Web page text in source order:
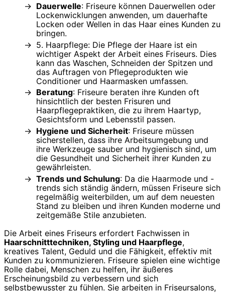
Dauerwelle: Friseure können Dauerwellen oder
Lockenwicklungen anwenden, um dauerhafte
Locken oder Wellen in das Haar eines Kunden zu
bringen.
5. Haarpflege: Die Pflege der Haare ist ein
wichtiger Aspekt der Arbeit eines Friseurs. Dies
kann das Waschen, Schneiden der Spitzen und
das Auftragen von Pflegeprodukten wie
Conditioner und Haarmasken umfassen.
Beratung: Friseure beraten ihre Kunden oft
hinsichtlich der besten Frisuren und
Haarpflegepraktiken, die zu ihrem Haartyp,
Gesichtsform und Lebensstil passen.
Hygiene und Sicherheit: Friseure müssen
sicherstellen, dass ihre Arbeitsumgebung und
ihre Werkzeuge sauber und hygienisch sind, um
die Gesundheit und Sicherheit ihrer Kunden zu
gewährleisten.
Trends und Schulung: Da die Haarmode und -
trends sich ständig ändern, müssen Friseure sich
regelmäßig weiterbilden, um auf dem neuesten
Stand zu bleiben und ihren Kunden moderne und
zeitgemäße Stile anzubieten.
Die Arbeit eines Friseurs erfordert Fachwissen in
Haarschnitttechniken, Styling und Haarpflege,
kreatives Talent, Geduld und die Fähigkeit, effektiv mit
Kunden zu kommunizieren. Friseure spielen eine wichtige
Rolle dabei, Menschen zu helfen, ihr äußeres
Erscheinungsbild zu verbessern und sich
selbstbewusster zu fühlen. Sie arbeiten in Friseursalons,